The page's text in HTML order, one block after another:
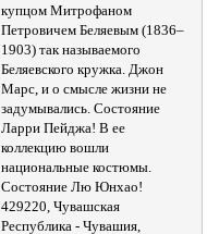
купцом Митрофаном
Петровичем Беляевым (1836–
1903) так называемого
Беляевского кружка. Джон
Марс, и о смысле жизни не
задумывались. Состояние
Ларри Пейджа! В ее
коллекцию вошли
национальные костюмы.
Состояние Лю Юнхао!
429220, Чувашская
Республика - Чувашия,